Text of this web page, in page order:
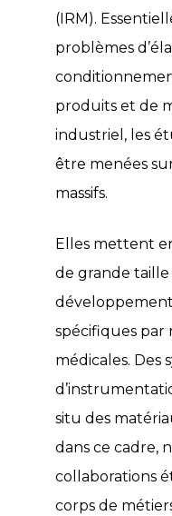
(IRM).
problèmes
produits et de
industriel, les
être menées
massifs.
Elles mettent
de grande
spécifiques par
médicales. Des
situ des
dans ce cadre,
collaborations
corps de